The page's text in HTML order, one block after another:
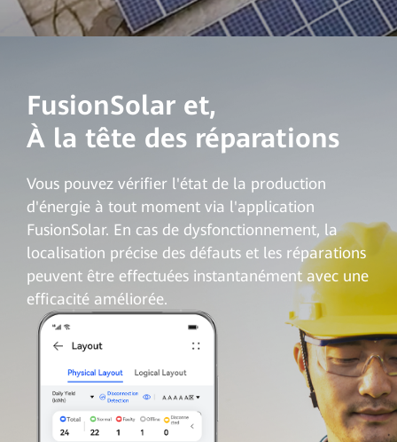
FusionSolar et,
À la tête des réparations
Vous pouvez vérifier l'état de la production
d'énergie à tout moment via l'application
FusionSolar. En cas de dysfonctionnement, la
localisation précise des défauts et les réparations
peuvent être effectuées instantanément avec une
efficacité améliorée.